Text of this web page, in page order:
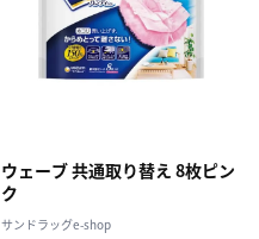
ウェーブ 共通取り替え 8枚ピン
ク
サンドラッグe-shop